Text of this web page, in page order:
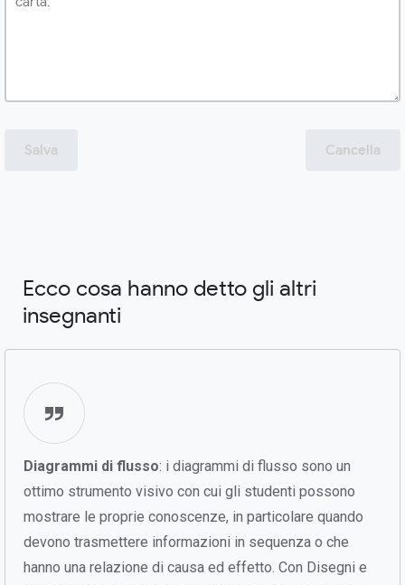
Salva Cancella
Ecco cosa hanno detto gli altri
insegnanti
Diagrammi di flusso: i diagrammi di flusso sono un
ottimo strumento visivo con cui gli studenti possono
mostrare le proprie conoscenze, in particolare quando
devono trasmettere informazioni in sequenza o che
hanno una relazione di causa ed effetto. Con Disegni e